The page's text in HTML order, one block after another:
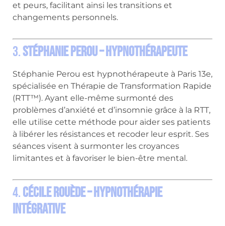
et peurs, facilitant ainsi les transitions et
changements personnels.
3.Stéphanie Perou – Hypnothérapeute
Stéphanie Perou est hypnothérapeute à Paris 13e,
spécialisée en Thérapie de Transformation Rapide
(RTT™). Ayant elle-même surmonté des
problèmes d’anxiété et d’insomnie grâce à la RTT,
elle utilise cette méthode pour aider ses patients
à libérer les résistances et recoder leur esprit. Ses
séances visent à surmonter les croyances
limitantes et à favoriser le bien-être mental.
4.Cécile Rouède – Hypnothérapie
Intégrative